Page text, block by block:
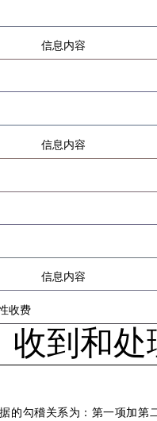
信息内容
信息内容
信息内容
收费
收到和
据的勾稽关系为：第一项加第